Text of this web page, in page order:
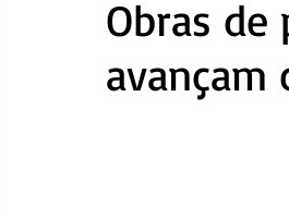
Obras de